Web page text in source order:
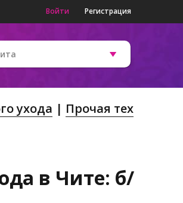
Войти Регистрация
ухода
Прочая тех
в Чите: б/